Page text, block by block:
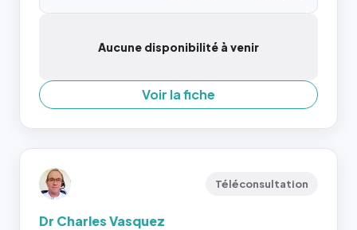
Aucune disponibilité à venir
Voir la fiche
Téléconsultation
Dr Charles Vasquez